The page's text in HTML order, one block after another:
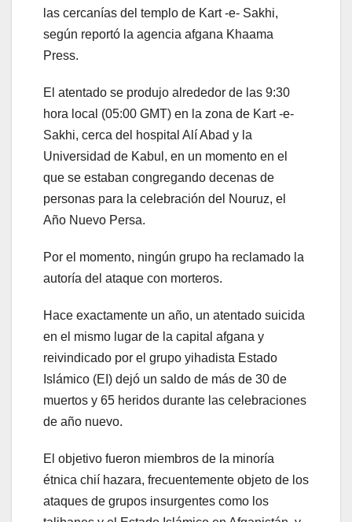
las cercanías del templo de Kart -e- Sakhi,
según reportó la agencia afgana Khaama
Press.
El atentado se produjo alrededor de las 9:30
hora local (05:00 GMT) en la zona de Kart -e-
Sakhi, cerca del hospital Alí Abad y la
Universidad de Kabul, en un momento en el
que se estaban congregando decenas de
personas para la celebración del Nouruz, el
Año Nuevo Persa.
Por el momento, ningún grupo ha reclamado la
autoría del ataque con morteros.
Hace exactamente un año, un atentado suicida
en el mismo lugar de la capital afgana y
reivindicado por el grupo yihadista Estado
Islámico (EI) dejó un saldo de más de 30 de
muertos y 65 heridos durante las celebraciones
de año nuevo.
El objetivo fueron miembros de la minoría
étnica chií hazara, frecuentemente objeto de los
ataques de grupos insurgentes como los